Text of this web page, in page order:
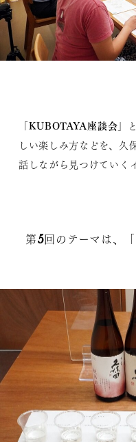
「KUBOTAYA座談会」
しい楽しみ方などを、久
話しながら見つけていく
第5回のテーマは、